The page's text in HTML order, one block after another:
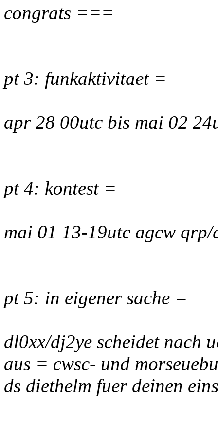
congrats ===
pt 3: funkaktivitaet =
apr 28 00utc bis mai 02
pt 4: kontest =
mai 01 13-19utc agcw
pt 5: in eigener sache =
dl0xx/dj2ye scheidet nach
aus = cwsc- und
ds diethelm fuer deinen